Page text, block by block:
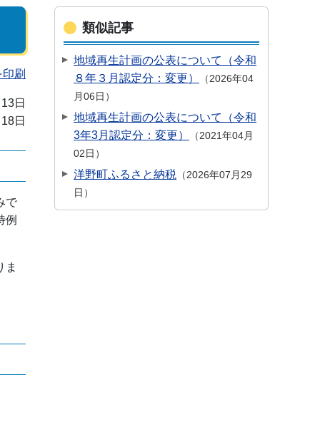
刷
日
日
で
例
ま
類似記事
地域再生計画の公表について（令和
８年３月認定分：変更）
2026年04
月06日
地域再生計画の公表について（令和
3年3月認定分：変更）
2021年04月
02日
洋野町ふるさと納税
2026年07月29
日